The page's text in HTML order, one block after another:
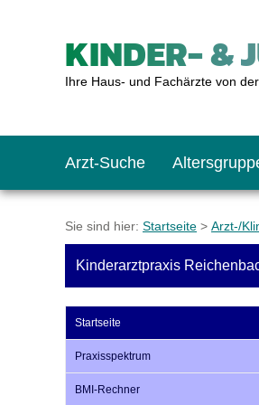
KINDER- &
Ihre Haus- und Fachärzte von
Arzt-Suche
Sie sind hier: Startseite > Arzt-/
Kinderarztpraxis
Startseite
Praxisspektrum
BMI-Rechner